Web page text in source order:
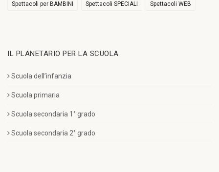
Spettacoli per BAMBINI Spettacoli SPECIALI Spettacoli WEB
IL PLANETARIO PER LA SCUOLA
Scuola dell’infanzia
Scuola primaria
Scuola secondaria 1° grado
Scuola secondaria 2° grado